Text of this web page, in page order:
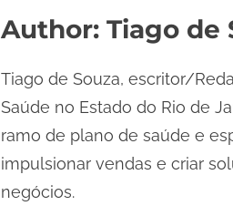
Author: Tiago de
Tiago de Souza, escritor/
Saúde no Estado do Rio de
ramo de plano de saúde e
impulsionar vendas e criar
negócios.